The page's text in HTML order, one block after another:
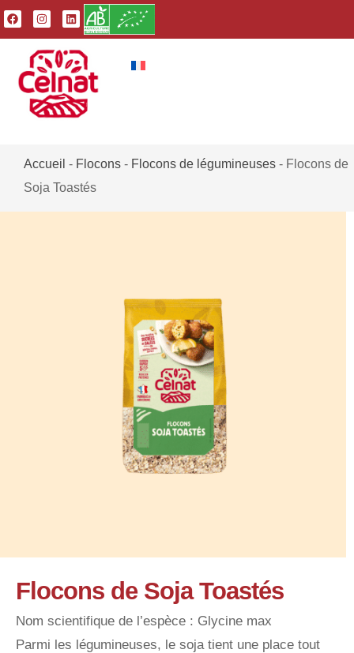
Accueil - Flocons - Flocons de légumineuses - Flocons de
Soja Toastés
Flocons de Soja Toastés
Nom scientifique de l’espèce : Glycine max
Parmi les légumineuses, le soja tient une place tout